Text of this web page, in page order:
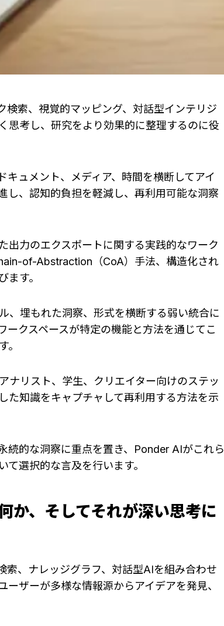
検索、視覚的マッピング、対話型インテリジ
思考し、研究をより効果的に整理するのに役
ュメント、メディア、時間を横断してアイ
し、認知的負担を軽減し、再利用可能な洞察
出力のエクスポートに関する実践的なワーク
of-Abstraction（CoA）手法、構造化され
す。
、埋もれた洞察、形式を横断する弱い統合に
クスペースが特定の機能と方法を通じてこ
。
ナリスト、学生、クリエイター向けのステッ
た知識をキャプチャして再利用する方法を示
続的な洞察に重点を置き、Ponder AIがこれら
選択的な言及を行います。
か、そしてそれが深い思考に
索、ナレッジグラフ、対話型AIを組み合わせ
ーザーが多様な情報源からアイデアを発見、